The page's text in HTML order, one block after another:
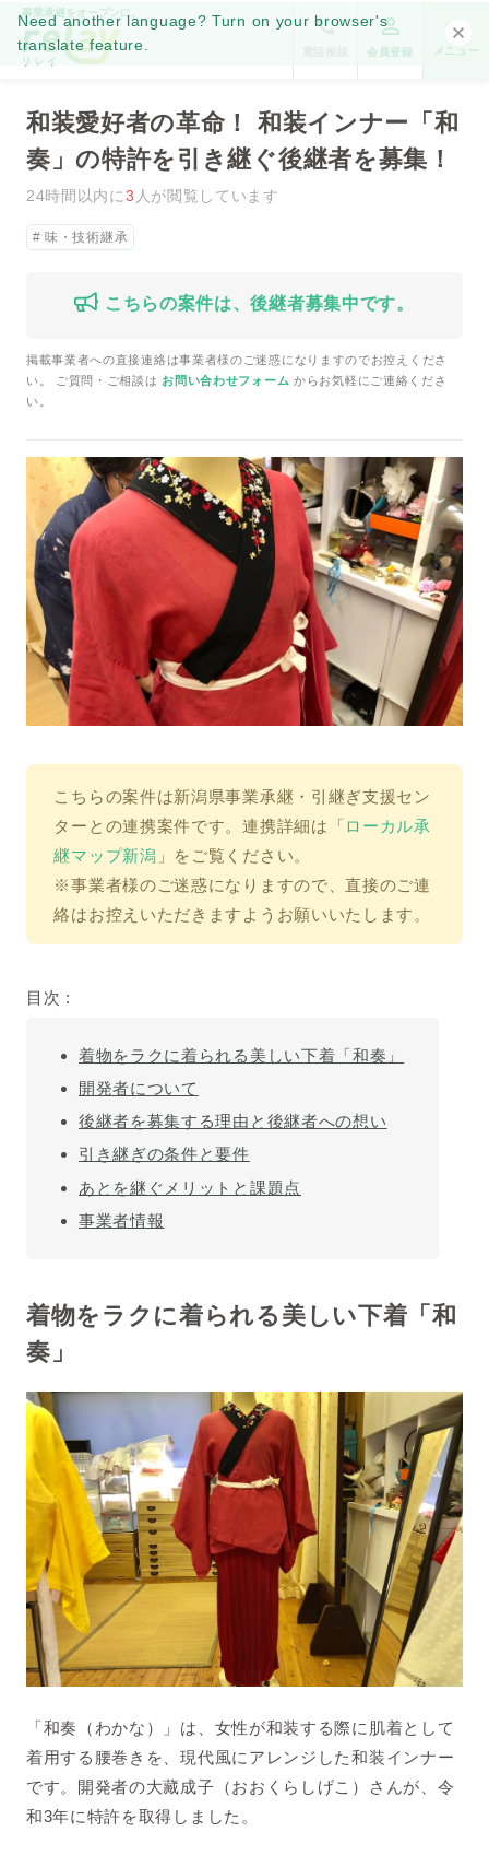
Need another language? Turn on your browser's
translate feature.
事業承継をオープンに。
会員登録 メニュー
和装愛好者の革命！ 和装インナー「和
奏」の特許を引き継ぐ後継者を募集！
24時間以内に3 人が閲覧しています
味・技術継承
こちらの案件は、後継者募集中です。
掲載事業者への直接連絡は事業者様のご迷惑になりますのでお控えくださ
い。 ご質問・ご相談は お問い合わせフォーム からお気軽にご連絡くださ
い。
こちらの案件は新潟県事業承継・引継ぎ支援セン
ターとの連携案件です。連携詳細は「ローカル承
継マップ新潟 」をご覧ください。
※事業者様のご迷惑になりますので、直接のご連
絡はお控えいただきますようお願いいたします。
目次 :
着物をラクに着られる美しい下着「和奏」
開発者について
後継者を募集する理由と後継者への想い
引き継ぎの条件と要件
あとを継ぐメリットと課題点
事業者情報
着物をラクに着られる美しい下着「和
奏」
「和奏（わかな）」は、女性が和装する際に肌着として
着用する腰巻きを、現代風にアレンジした和装インナー
です。開発者の大藏成子（おおくらしげこ）さんが、令
和3年に特許を取得しました。